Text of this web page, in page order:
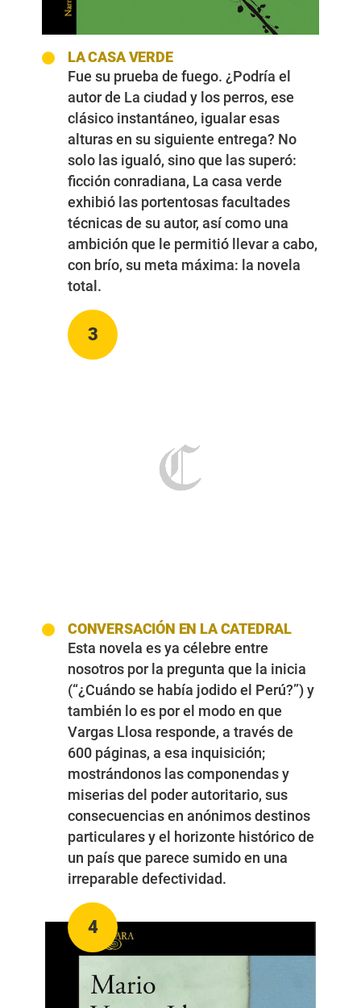
LA CASA VERDE
Fue su prueba de fuego. ¿Podría el
autor de La ciudad y los perros, ese
clásico instantáneo, igualar esas
alturas en su siguiente entrega? No
solo las igualó, sino que las superó:
ficción conradiana, La casa verde
exhibió las portentosas facultades
técnicas de su autor, así como una
ambición que le permitió llevar a cabo,
con brío, su meta máxima: la novela
total.
3
CONVERSACIÓN EN LA CATEDRAL
Esta novela es ya célebre entre
nosotros por la pregunta que la inicia
(“¿Cuándo se había jodido el Perú?”) y
también lo es por el modo en que
Vargas Llosa responde, a través de
600 páginas, a esa inquisición;
mostrándonos las componendas y
miserias del poder autoritario, sus
consecuencias en anónimos destinos
particulares y el horizonte histórico de
un país que parece sumido en una
irreparable defectividad.
4